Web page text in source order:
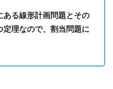
ある線形計画問題とその
理なので、割当問題に